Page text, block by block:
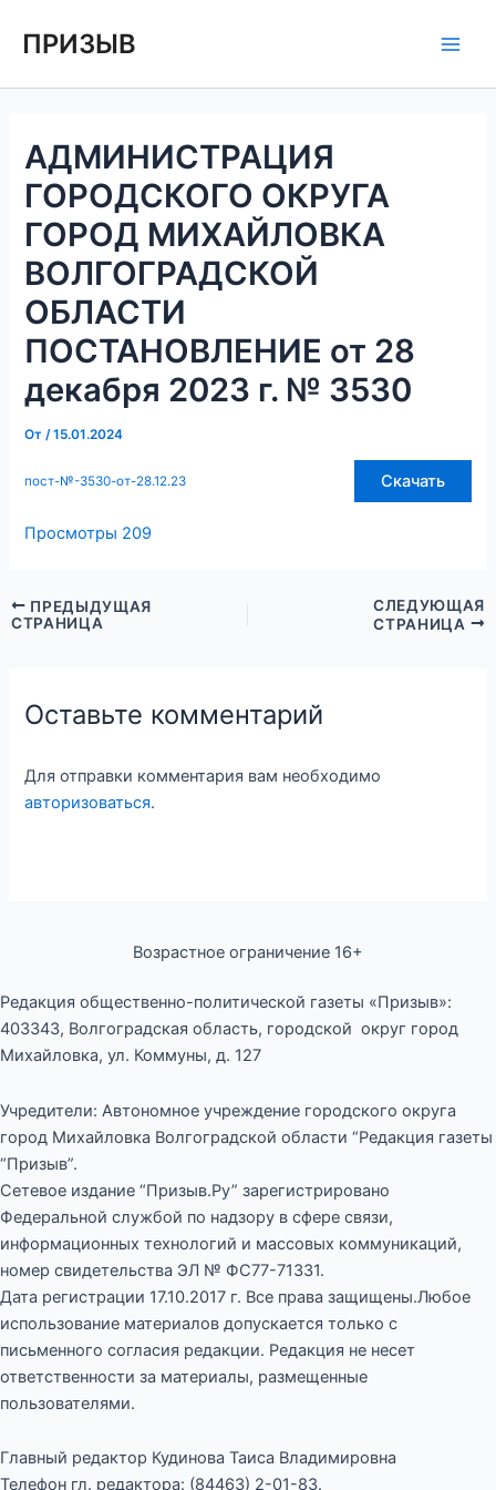
ПРИЗЫВ
АДМИНИСТРАЦИЯ
ГОРОДСКОГО ОКРУГА
ГОРОД МИХАЙЛОВКА
ВОЛГОГРАДСКОЙ
ОБЛАСТИ
ПОСТАНОВЛЕНИЕ от 28
декабря 2023 г. № 3530
От /15.01.2024
пост-№-3530-от-28.12.23 Скачать
Просмотры 209
по
ПРЕДЫДУЩАЯ
СТРАНИЦА
СЛЕДУЮЩАЯ
СТРАНИЦА
Оставьте комментарий
Для отправки комментария вам необходимо
авторизоваться.
Возрастное ограничение 16+
Редакция общественно-политической газеты «Призыв»:
403343, Волгоградская область, городской округ город
Михайловка, ул. Коммуны, д. 127
Учредители: Автономное учреждение городского округа
город Михайловка Волгоградской области “Редакция газеты
“Призыв”.
Сетевое издание “Призыв.Ру” зарегистрировано
Федеральной службой по надзору в сфере связи,
информационных технологий и массовых коммуникаций,
номер свидетельства ЭЛ № ФС77-71331.
Дата регистрации 17.10.2017 г. Все права защищены.Любое
использование материалов допускается только с
письменного согласия редакции. Редакция не несет
ответственности за материалы, размещенные
пользователями.
Главный редактор Кудинова Таиса Владимировна
Телефон гл. редактора: (84463) 2-01-83.